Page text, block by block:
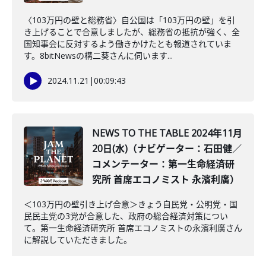
〈103万円の壁と総務省〉自公国は「103万円の壁」を引
き上げることで合意しましたが、総務省の抵抗が強く、全
国知事会に反対するよう働きかけたとも報道されていま
す。8bitNewsの構二葵さんに伺います...
2024.11.21 |00:09:43
NEWS TO THE TABLE 2024年11月
20日(水)（ナビゲーター：石田健／
コメンテーター：第一生命経済研
究所 首席エコノミスト 永濱利廣）
＜103万円の壁引き上げ合意＞きょう自民党・公明党・国
民民主党の3党が合意した、政府の総合経済対策につい
て。第一生命経済研究所 首席エコノミストの永濱利廣さん
に解説していただきました。